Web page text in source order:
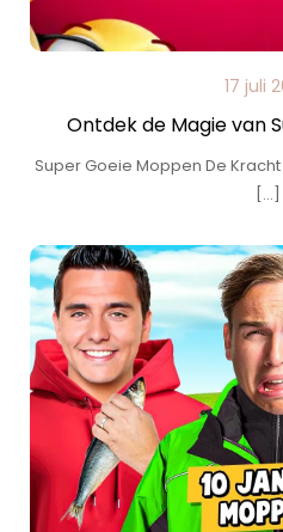
17 juli
Ontdek de Magie van
Super Goeie Moppen De
[…]